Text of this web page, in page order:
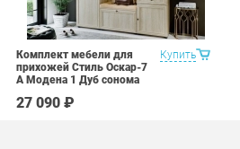
Купить
Комплект мебели для
прихожей Стиль Оскар-7
А Модена 1 Дуб сонома
27 090 ₽